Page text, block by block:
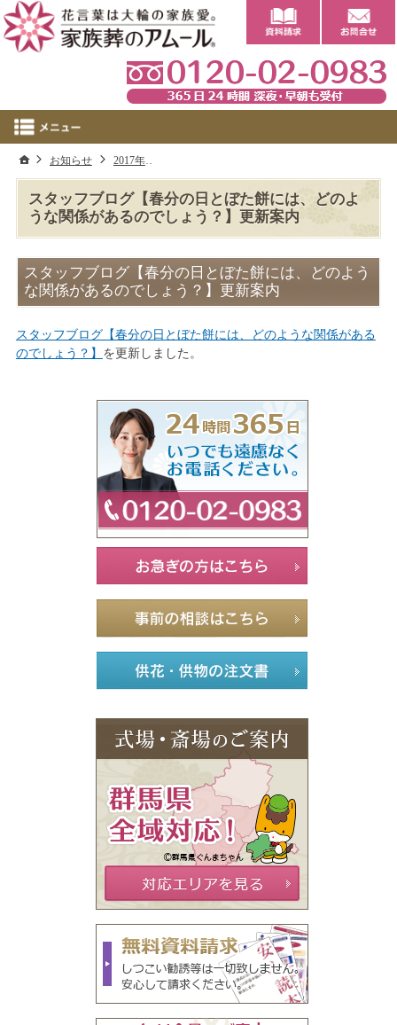
スタッフブログ【春分の日とぼた餅には、どのよ
うな関係があるのでしょう？】更新案内
スタッフブログ【春分の日とぼた餅には、どのよう
な関係があるのでしょう？】更新案内
スタッフブログ【春分の日とぼた餅には、どのような関係がある
のでしょう？】 を更新しました。
ホーム
お知らせ 2017年